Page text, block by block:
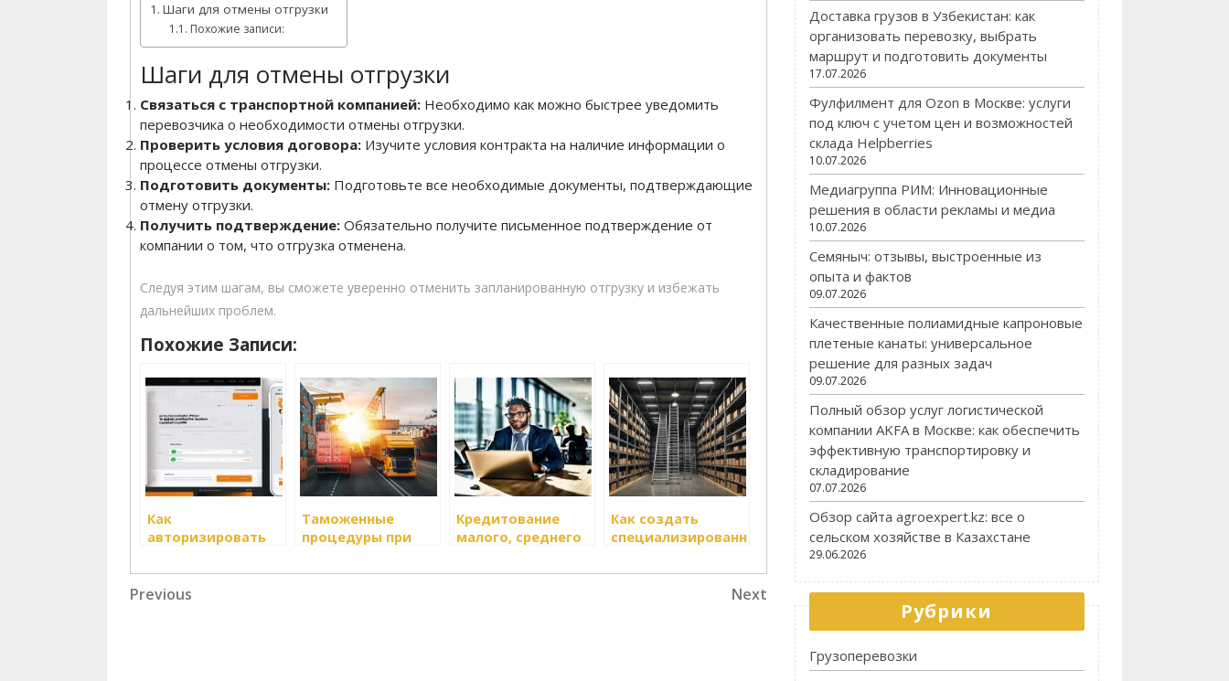
Шаги для отмены отгрузки
Похожие записи:
Шаги для отмены отгрузки
Связаться с транспортной компанией: Необходимо как можно быстрее уведомить
перевозчика о необходимости отмены отгрузки.
Проверить условия договора: Изучите условия контракта на наличие информации о
процессе отмены отгрузки.
Подготовить документы: Подготовьте все необходимые документы, подтверждающие
отмену отгрузки.
Получить подтверждение: Обязательно получите письменное подтверждение от
компании о том, что отгрузка отменена.
Следуя этим шагам, вы сможете уверенно отменить запланированную отгрузку и избежать
дальнейших проблем.
Похожие Записи:
Как
авторизировать
границах страны?
Таможенные
процедуры при
транзита грузов
Кредитование
малого, среднего
бизнеса на
Как создать
специализированные
корпорации
Навигация
Previous
Previous
Next
Post
Next
Доставка грузов в Узбекистан: как
организовать перевозку, выбрать
маршрут и подготовить документы
17.07.2026
Фулфилмент для Ozon в Москве: услуги
под ключ с учетом цен и возможностей
склада Helpberries
10.07.2026
Медиагруппа РИМ: Инновационные
решения в области рекламы и медиа
10.07.2026
Семяныч: отзывы, выстроенные из
опыта и фактов
09.07.2026
Качественные полиамидные капроновые
плетеные канаты: универсальное
решение для разных задач
09.07.2026
Полный обзор услуг логистической
компании AKFA в Москве: как обеспечить
эффективную транспортировку и
складирование
07.07.2026
Обзор сайта agroexpert.kz: все о
сельском хозяйстве в Казахстане
29.06.2026
Рубрики
Грузоперевозки